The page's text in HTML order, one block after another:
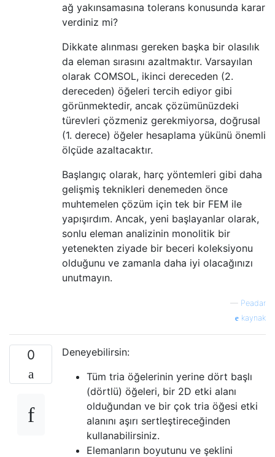
ağ yakınsamasına tolerans konusunda karar
verdiniz mi?
Dikkate alınması gereken başka bir olasılık
da eleman sırasını azaltmaktır. Varsayılan
olarak COMSOL, ikinci dereceden (2.
dereceden) öğeleri tercih ediyor gibi
görünmektedir, ancak çözümünüzdeki
türevleri çözmeniz gerekmiyorsa, doğrusal
(1. derece) öğeler hesaplama yükünü önemli
ölçüde azaltacaktır.
Başlangıç ​​olarak, harç yöntemleri gibi daha
gelişmiş teknikleri denemeden önce
muhtemelen çözüm için tek bir FEM ile
yapışırdım. Ancak, yeni başlayanlar olarak,
sonlu eleman analizinin monolitik bir
yetenekten ziyade bir beceri koleksiyonu
olduğunu ve zamanla daha iyi olacağınızı
unutmayın.
— Peadar
kaynak
0
Deneyebilirsin:
Tüm tria öğelerinin yerine dört başlı
(dörtlü) öğeleri, bir 2D etki alanı
olduğundan ve bir çok tria öğesi etki
alanını aşırı sertleştireceğinden
kullanabilirsiniz.
Elemanların boyutunu ve şeklini